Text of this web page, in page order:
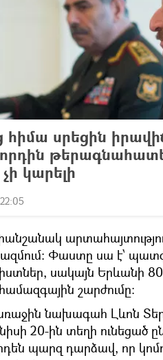
հիմա սրեցին
կարելի
Փաստը սա է՝
սակայն Երևանի
շարժումը։
նախագահ Լևոն
20-ին տեղի ունեցած
պարզ դարձավ, որ